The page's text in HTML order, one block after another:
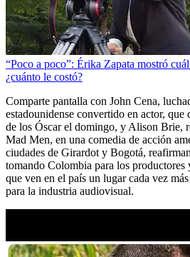
“Poco a poco”: Érika Zapata mostró
¿cuánto le costó?
Comparte pantalla con John Cena,
estadounidense convertido en actor, que
de los Óscar el domingo, y Alison Brie,
Mad Men, en una comedia de acción
ciudades de Girardot y Bogotá,
tomando Colombia para los productores
que ven en el país un lugar cada vez
para la industria audiovisual.